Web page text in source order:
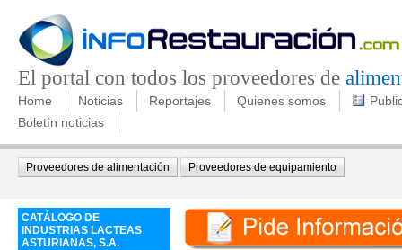
El portal con todos los proveedores de
Home Noticias Reportajes Quienes somos
Boletín noticias
Proveedores de alimentación Proveedores de equipamiento
CATÁLOGO DE
INDUSTRIAS LACTEAS
ASTURIANAS, S.A.